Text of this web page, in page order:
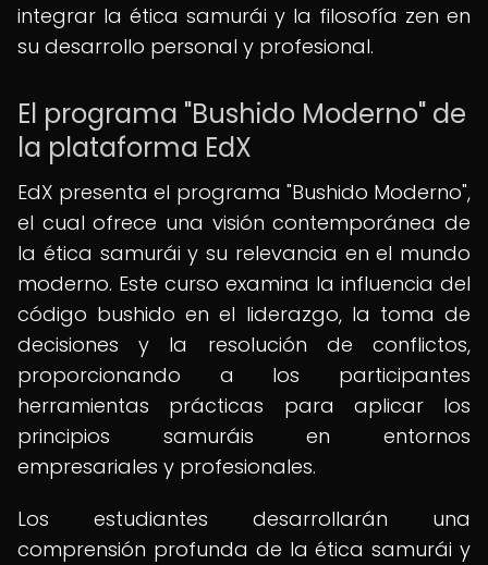
integrar la ética samurái y la filosofía zen en
su desarrollo personal y profesional.
El programa "Bushido Moderno" de
la plataforma EdX
EdX presenta el programa "Bushido Moderno",
el cual ofrece una visión contemporánea de
la ética samurái y su relevancia en el mundo
moderno. Este curso examina la influencia del
código bushido en el liderazgo, la toma de
decisiones y la resolución de conflictos,
proporcionando a los participantes
herramientas prácticas para aplicar los
principios samuráis en entornos
empresariales y profesionales.
Los estudiantes desarrollarán una
comprensión profunda de la ética samurái y